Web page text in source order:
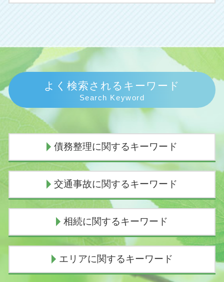
よく検索されるキーワード
Search Keyword
債務整理に関するキーワード
債務整理 おすすめ
ヤミ金被害
個人再生 失敗
自己破産 条件
任意整理 いつから5年
債務整理とは 個人
交通事故に関するキーワード
交通事故 人身事故
交通事故 むちうち 慰謝料
人身事故 慰謝料
過失割合とは
相続に関するキーワード
遺産相続 土地
相続放棄 手続き 流れ
エリアに関するキーワード